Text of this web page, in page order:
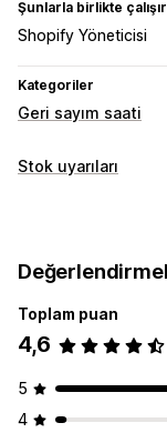
Şunlarla birlikte
Shopify Yöneticisi
Kategoriler
Geri sayım saati
Görüntüleme
Yinelenen
Etkinlik
Zamanlayıcı türü
Stok uyarıları
Özelleştirme
Uyarı ayarları
Analizler ve
Performans
Toplam puan
4,6
5
4